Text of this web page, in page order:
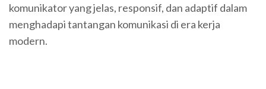
komunikator yang jelas, responsif, dan adaptif dalam
menghadapi tantangan komunikasi di era kerja
modern.